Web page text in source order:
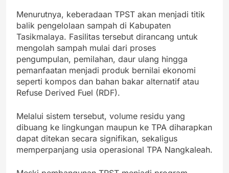
Menurutnya, keberadaan TPST akan menjadi titik
balik pengelolaan sampah di Kabupaten
Tasikmalaya. Fasilitas tersebut dirancang untuk
mengolah sampah mulai dari proses
pengumpulan, pemilahan, daur ulang hingga
pemanfaatan menjadi produk bernilai ekonomi
seperti kompos dan bahan bakar alternatif atau
Refuse Derived Fuel (RDF).
Melalui sistem tersebut, volume residu yang
dibuang ke lingkungan maupun ke TPA diharapkan
dapat ditekan secara signifikan, sekaligus
memperpanjang usia operasional TPA Nangkaleah.